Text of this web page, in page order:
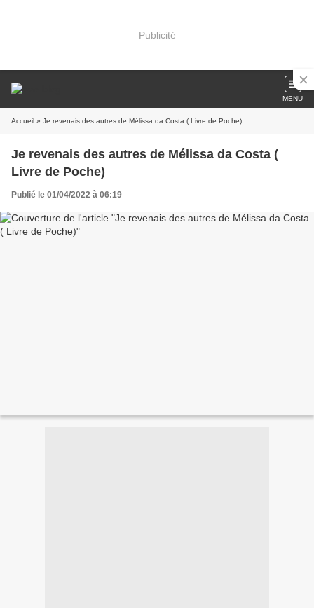
Publicité
MENU
Accueil » Je revenais des autres de Mélissa da Costa ( Livre de Poche)
Je revenais des autres de Mélissa da Costa (
Livre de Poche)
Publié le 01/04/2022 à 06:19